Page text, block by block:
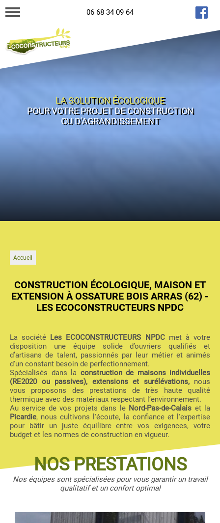
06 68 34 09 64
LA SOLUTION ÉCOLOGIQUE
POUR VOTRE PROJET DE CONSTRUCTION
OU D'AGRANDISSEMENT
Accueil
CONSTRUCTION ÉCOLOGIQUE, MAISON ET
EXTENSION À OSSATURE BOIS ARRAS (62) -
LES ECOCONSTRUCTEURS NPDC
La société Les ECOCONSTRUCTEURS NPDCmet à votre
disposition une équipe solide d’ouvriers qualifiés et
d’artisans de talent, passionnés par leur métier et animés
d'un constant besoin de perfectionnement.
Spécialisés dans la construction de maisons individuelles
(RE2020 ou passives), extensions et surélévations,nous
vous proposons des prestations de très haute qualité
thermique avec des matériaux respectant l’environnement.
Au service de vos projets dans le Nord-Pas-de-Calais et la
Picardie, nous cultivons l'écoute, la confiance et l'expertise
pour bâtir un juste équilibre entre vos exigences, votre
budget et les normes de construction en vigueur.
NOS PRESTATIONS
Nos équipes sont spécialisées pour vous garantir un travail
qualitatif et un confort optimal